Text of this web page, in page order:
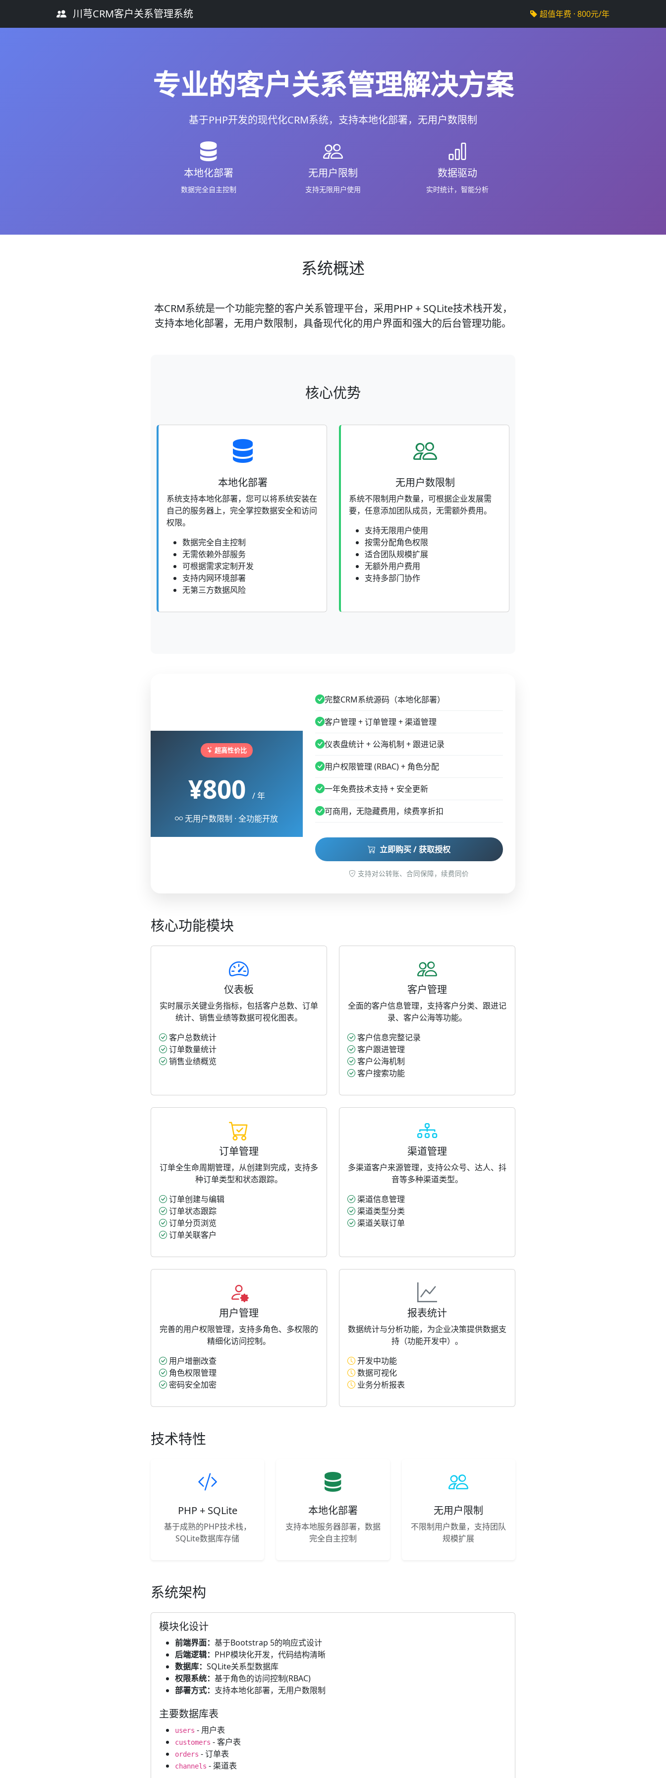
川芎CRM客户关系管理系统 超值年费 · 800元/年
专业的客户关系管理解决方案
基于PHP开发的现代化CRM系统，支持本地化部署，无用户数限制
本地化部署
数据完全自主控制
无用户限制
支持无限用户使用
数据驱动
实时统计，智能分析
系统概述
本CRM系统是一个功能完整的客户关系管理平台，采用PHP + SQLite技术栈开发，
支持本地化部署，无用户数限制，具备现代化的用户界面和强大的后台管理功能。
核心优势
本地化部署
系统支持本地化部署，您可以将系统安装在
自己的服务器上，完全掌控数据安全和访问
权限。
数据完全自主控制
无需依赖外部服务
可根据需求定制开发
支持内网环境部署
无第三方数据风险
无用户数限制
系统不限制用户数量，可根据企业发展需
要，任意添加团队成员，无需额外费用。
支持无限用户使用
按需分配角色权限
适合团队规模扩展
无额外用户费用
支持多部门协作
超高性价比
¥800 / 年
无用户数限制 · 全功能开放
完整CRM系统源码（本地化部署）
客户管理 + 订单管理 + 渠道管理
仪表盘统计 + 公海机制 + 跟进记录
用户权限管理 (RBAC) + 角色分配
一年免费技术支持 + 安全更新
可商用，无隐藏费用，续费享折扣
立即购买 / 获取授权
支持对公转账、合同保障，续费同价
核心功能模块
仪表板
实时展示关键业务指标，包括客户总数、订单
统计、销售业绩等数据可视化图表。
客户总数统计
订单数量统计
销售业绩概览
客户管理
全面的客户信息管理，支持客户分类、跟进记
录、客户公海等功能。
客户信息完整记录
客户跟进管理
客户公海机制
客户搜索功能
订单管理
订单全生命周期管理，从创建到完成，支持多
种订单类型和状态跟踪。
订单创建与编辑
订单状态跟踪
订单分页浏览
订单关联客户
渠道管理
多渠道客户来源管理，支持公众号、达人、抖
音等多种渠道类型。
渠道信息管理
渠道类型分类
渠道关联订单
用户管理
完善的用户权限管理，支持多角色、多权限的
精细化访问控制。
用户增删改查
角色权限管理
密码安全加密
报表统计
数据统计与分析功能，为企业决策提供数据支
持（功能开发中）。
开发中功能
数据可视化
业务分析报表
技术特性
PHP + SQLite
基于成熟的PHP技术栈，
SQLite数据库存储
本地化部署
支持本地服务器部署，数据
完全自主控制
无用户限制
不限制用户数量，支持团队
规模扩展
系统架构
模块化设计
前端界面： 基于Bootstrap 5的响应式设计
后端逻辑： PHP模块化开发，代码结构清晰
数据库： SQLite关系型数据库
权限系统： 基于角色的访问控制(RBAC)
部署方式： 支持本地化部署，无用户数限制
主要数据库表
users - 用户表
customers - 客户表
orders - 订单表
channels - 渠道表